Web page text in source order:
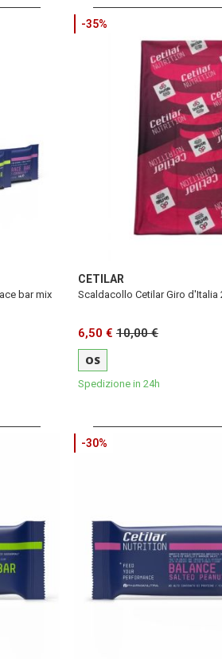
bar mix
-35%
CETILAR
Scaldacollo Cetilar Giro d'Italia
6,50 € 10,00 €
OS
Spedizione in 24h
-30%